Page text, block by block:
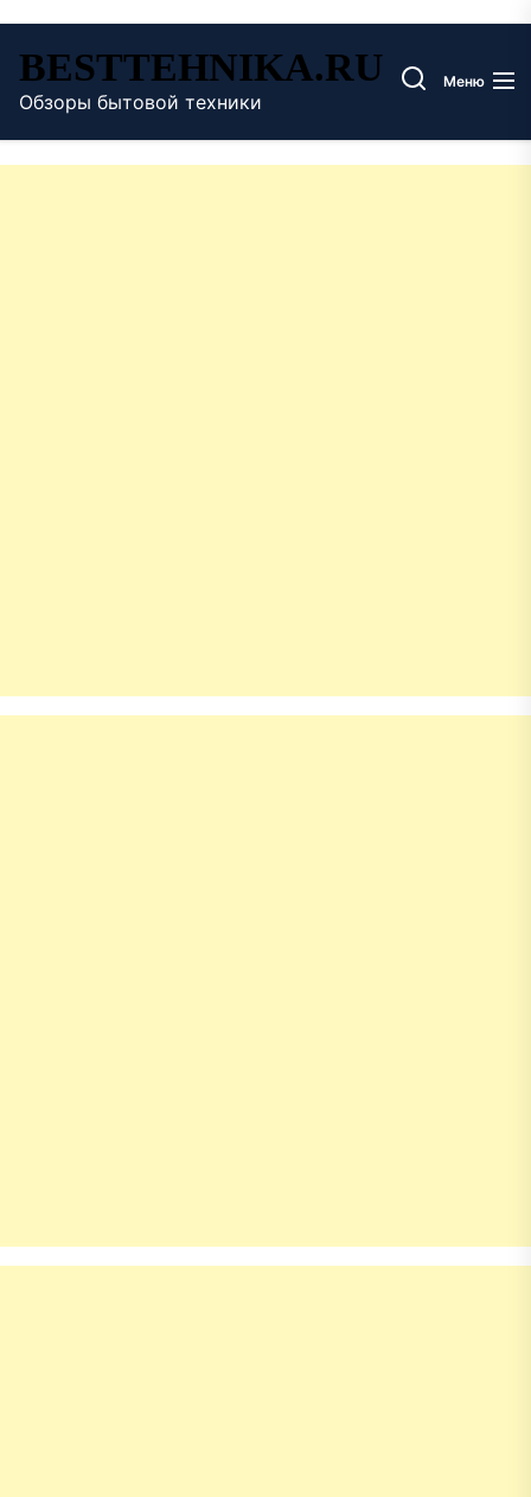
содержимому
BESTTEHNIKA.RU
Обзоры бытовой техники
Меню